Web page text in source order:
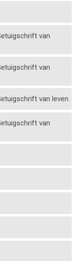
van
van
van leven
van